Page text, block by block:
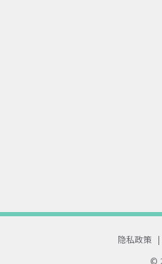
隐私政策
|
©